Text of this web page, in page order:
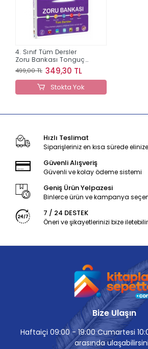
4. Sınıf Tüm Dersler
Zoru Bankası Tonguç
Akademi + İngilizce
Stage Hediyeli
499,00 TL 349,30 TL
Stokta Yok
Hızlı Teslimat
Siparişleriniz en kısa sürede
Güvenli Alışveriş
Güvenli ve kolay ödeme sistemi
Geniş Ürün Yelpazesi
Binlerce ürün ve kampanya
7 / 24 DESTEK
Öneri ve şikayetlerinizi bize
Bize Ulaşın
Haftaiçi 09:00 - 19:00 Cumartesi
arasında